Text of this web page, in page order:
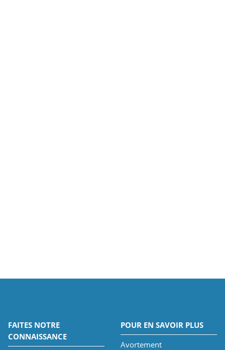
FAITES NOTRE
CONNAISSANCE
POUR EN SAVOIR PLUS
Avortement